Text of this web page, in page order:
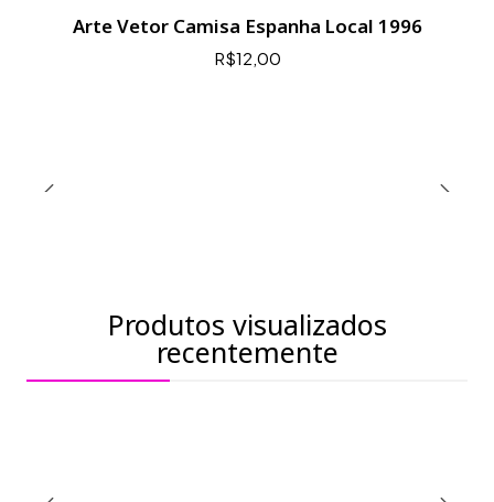
Arte Vetor Camisa Espanha Local 1996
R$12,00
Produtos visualizados
recentemente